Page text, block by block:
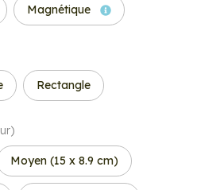
Magnétique
Rectangle
Moyen (15 x 8.9 cm)